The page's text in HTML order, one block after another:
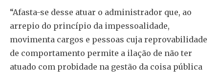
“Afasta-se desse atuar o administrador que, ao
arrepio do princípio da impessoalidade,
movimenta cargos e pessoas cuja reprovabilidade
de comportamento permite a ilação de não ter
atuado com probidade na gestão da coisa pública